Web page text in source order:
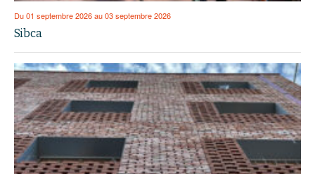
Du 01 septembre 2026 au 03 septembre 2026
Sibca